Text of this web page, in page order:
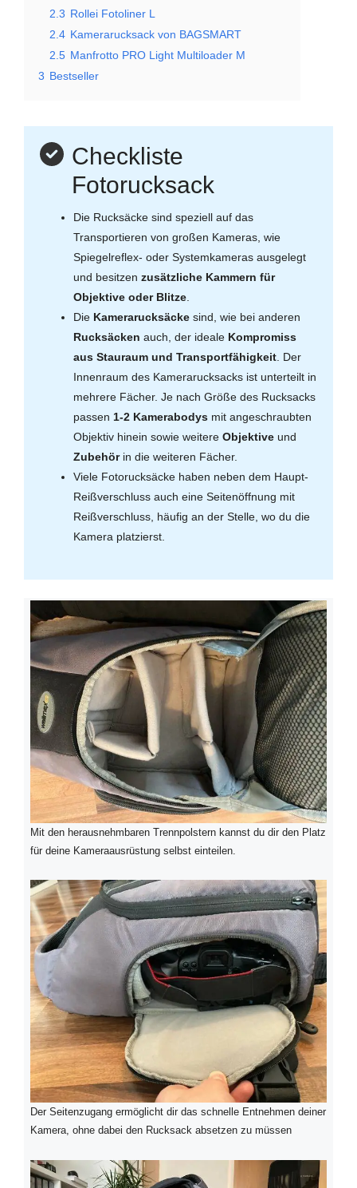
2.3 Rollei Fotoliner L
2.4 Kamerarucksack von BAGSMART
2.5 Manfrotto PRO Light Multiloader M
3 Bestseller
Checkliste
Fotorucksack
Die Rucksäcke sind speziell auf das
Transportieren von großen Kameras, wie
Spiegelreflex- oder Systemkameras ausgelegt
und besitzen zusätzliche Kammern für
Objektive oder Blitze
Die Kamerarucksäcke sind, wie bei anderen
Rucksäcken auch, der ideale Kompromiss
aus Stauraum und Transportfähigkeit . Der
Innenraum des Kamerarucksacks ist unterteilt in
mehrere Fächer. Je nach Größe des Rucksacks
passen 1-2 Kamerabodys mit angeschraubten
Objektiv hinein sowie weitere Objektive und
Zubehör in die weiteren Fächer.
Viele Fotorucksäcke haben neben dem Haupt-
Reißverschluss auch eine Seitenöffnung mit
Reißverschluss, häufig an der Stelle, wo du die
Kamera platzierst.
Mit den herausnehmbaren Trennpolstern kannst du dir den Platz
für deine Kameraausrüstung selbst einteilen.
Der Seitenzugang ermöglicht dir das schnelle Entnehmen deiner
Kamera, ohne dabei den Rucksack absetzen zu müssen